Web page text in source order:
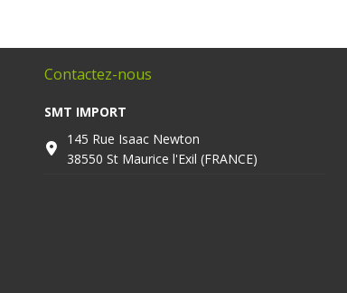
Contactez-nous
SMT IMPORT
145 Rue Isaac Newton
38550 St Maurice l'Exil (FRANCE)